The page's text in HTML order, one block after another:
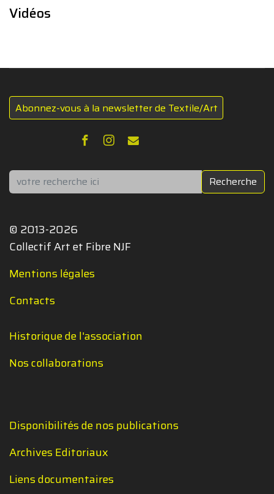
Vidéos
Abonnez-vous à la newsletter de Textile/Art
Rechercher Recherche
© 2013-2026
Collectif Art et Fibre NJF
Mentions légales
Contacts
Historique de l'association
Nos collaborations
Disponibilités de nos publications
Archives Editoriaux
Liens documentaires